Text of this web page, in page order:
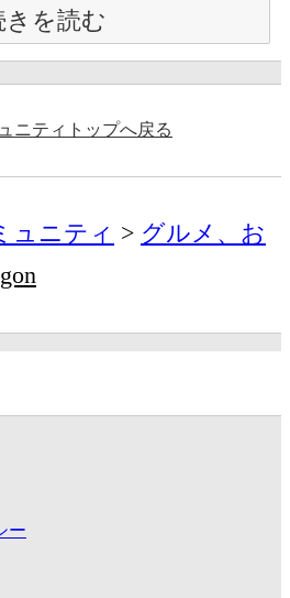
きを読む
ニティトップへ戻る
ュニティ
グルメ、お
ー